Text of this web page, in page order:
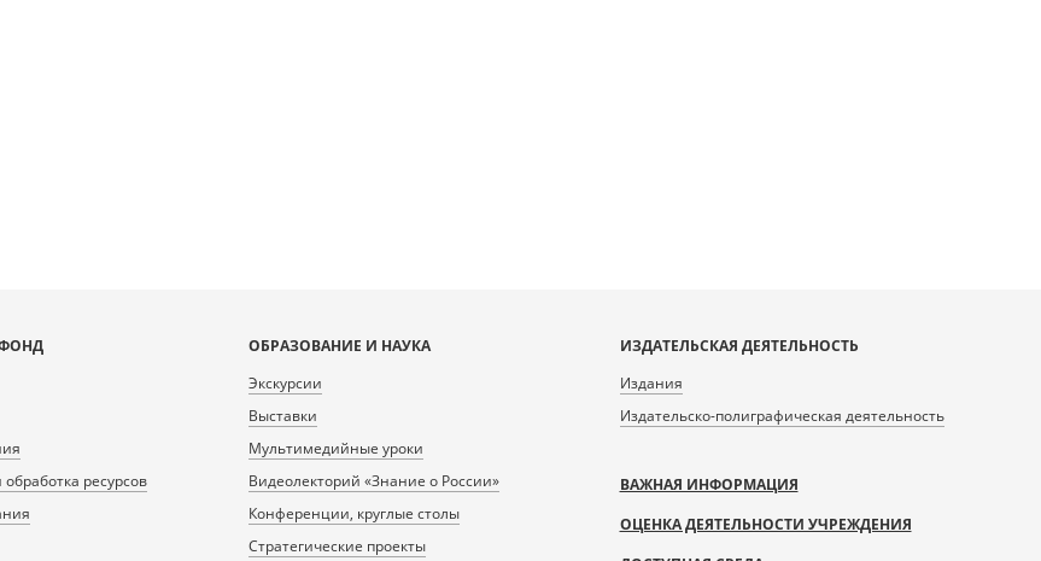
ресурсов
ОБРАЗОВАНИЕ И НАУКА
Экскурсии
Выставки
Мультимедийные уроки
Видеолекторий «Знание о России»
Конференции, круглые столы
Стратегические проекты
ИЗДАТЕЛЬСКАЯ ДЕЯТЕЛЬНОСТЬ
Издания
Издательско-полиграфическая деятельность
ВАЖНАЯ ИНФОРМАЦИЯ
ОЦЕНКА ДЕЯТЕЛЬНОСТИ УЧРЕЖДЕНИЯ